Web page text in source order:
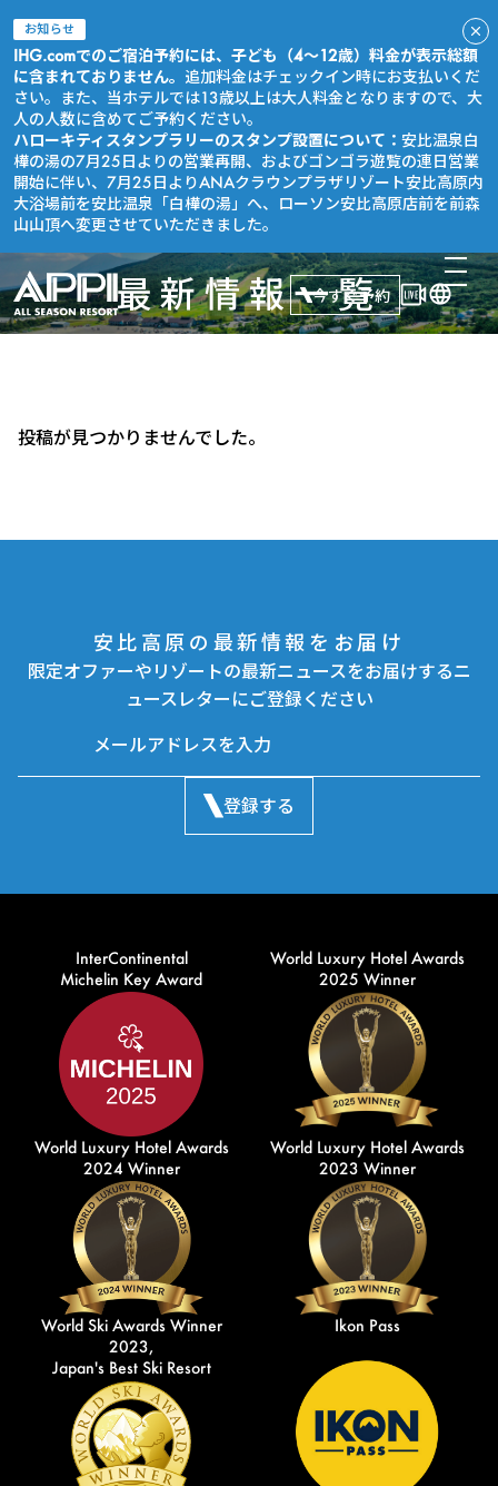
お知らせ
IHG.comでのご宿泊予約には、子ども（4～12歳）料金が表示総額
に含まれておりません。 追加料金はチェックイン時にお支払いくだ
さい。また、当ホテルでは13歳以上は大人料金となりますので、大
人の人数に含めてご予約ください。
ハローキティスタンプラリーのスタンプ設置について： 安比温泉白
樺の湯の7月25日よりの営業再開、およびゴンゴラ遊覧の連日営業
開始に伴い、7月25日よりANAクラウンプラザリゾート安比高原内
大浴場前を安比温泉「白樺の湯」へ、ローソン安比高原店前を前森
山山頂へ変更させていただきました。
今すぐ予約
最新情報一覧
投稿が見つかりませんでした。
安比高原の最新情報をお届け
限定オファーやリゾートの最新ニュースをお届けするニ
ュースレターにご登録ください
登録する
InterContinental
Michelin Key Award
World Luxury Hotel Awards
2025 Winner
World Luxury Hotel Awards
2024 Winner
World Luxury Hotel Awards
2023 Winner
World Ski Awards Winner
2023,
Japan's Best Ski Resort
Ikon Pass